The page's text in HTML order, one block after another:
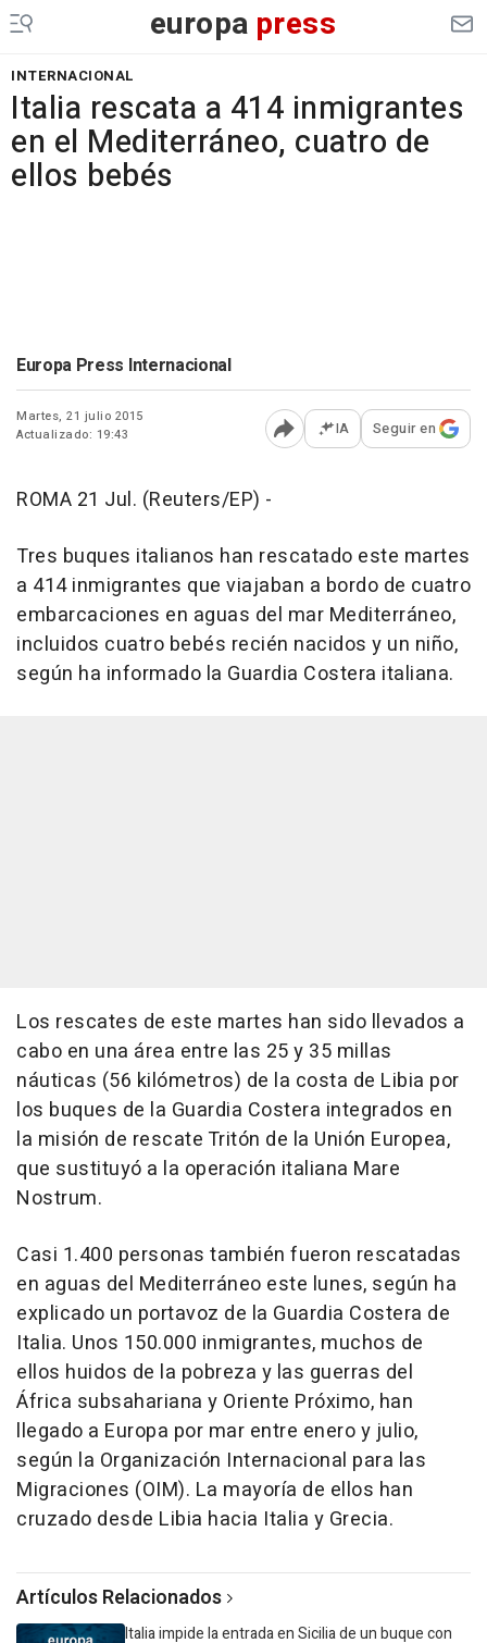
europa press
INTERNACIONAL
Italia rescata a 414 inmigrantes
en el Mediterráneo, cuatro de
ellos bebés
Europa Press Internacional
Martes, 21 julio 2015
Actualizado: 19:43
Abrir opciones para
IA Seguir en
ROMA 21 Jul. (Reuters/EP) -
Tres buques italianos han rescatado este martes
a 414 inmigrantes que viajaban a bordo de cuatro
embarcaciones en aguas del mar Mediterráneo,
incluidos cuatro bebés recién nacidos y un niño,
según ha informado la Guardia Costera italiana.
Los rescates de este martes han sido llevados a
cabo en una área entre las 25 y 35 millas
náuticas (56 kilómetros) de la costa de Libia por
los buques de la Guardia Costera integrados en
la misión de rescate Tritón de la Unión Europea,
que sustituyó a la operación italiana Mare
Nostrum.
Casi 1.400 personas también fueron rescatadas
en aguas del Mediterráneo este lunes, según ha
explicado un portavoz de la Guardia Costera de
Italia. Unos 150.000 inmigrantes, muchos de
ellos huidos de la pobreza y las guerras del
África subsahariana y Oriente Próximo, han
llegado a Europa por mar entre enero y julio,
según la Organización Internacional para las
Migraciones (OIM). La mayoría de ellos han
cruzado desde Libia hacia Italia y Grecia.
Artículos Relacionados
Italia impide la entrada en Sicilia de un buque con